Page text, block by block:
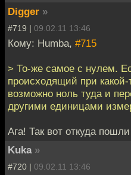
Digger »
#719 | 09.02.11 13:46
Кому: Humba, #715
> То-же самое с нулем.
происходящий при
возможно ноль туда и
другими единицами
Ага! Так вот откуда
Kuka »
#720 | 09.02.11 13:46